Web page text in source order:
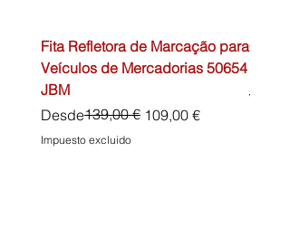
Fita Refletora de Marcação para
Veículos de Mercadorias 50654
JBM
Desde
Precio139,00 € 109,00 €
Precio de oferta
Impuesto excluido
Precio
45,00 €